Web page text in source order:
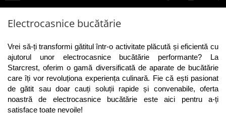
Combină frigorifică
Congelator
Ladă frigorifică
Vitrină frigorifică
Vitrină de vinuri
Masini de spalat vase
Hotă bucătărie
Plită incorporabilă
Accesorii bucătărie
Aparat clătite
Aparat vafe
Aparat de vidat alimente
Role pungi vidat
Blendere & Tocatoare
Espressor cafea
Fierbător apă
Aparate & Accesorii ingrijire
Electrocasnice bucătărie
Vrei să-ți transformi gătitul într-o activitate plăcută și eficientă cu
ajutorul unor electrocasnice bucătărie performante? La
Starcrest, oferim o gamă diversificată de aparate de bucătărie
care îți vor revoluționa experiența culinară. Fie că ești pasionat
de gătit sau doar cauți soluții rapide și convenabile, oferta
noastră de electrocasnice bucătărie este aici pentru a-ți
satisface toate nevoile!